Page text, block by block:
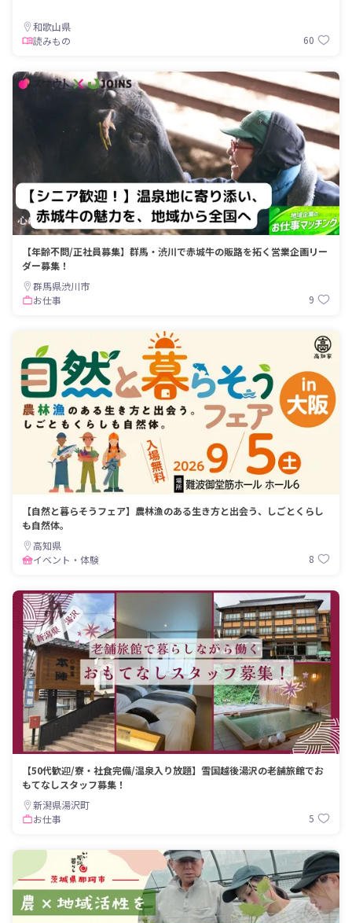
和歌山県
読みもの
60
【年齢不問/正社員募集】群馬・渋川で赤城牛の販路を拓く営業企画リー
ダー募集！
群馬県渋川市
お仕事
9
【自然と暮らそうフェア】農林漁のある生き方と出会う、しごとくらし
も自然体。
高知県
イベント・体験
8
【50代歓迎/寮・社食完備/温泉入り放題】雪国越後湯沢の老舗旅館でお
もてなしスタッフ募集！
新潟県湯沢町
お仕事
5